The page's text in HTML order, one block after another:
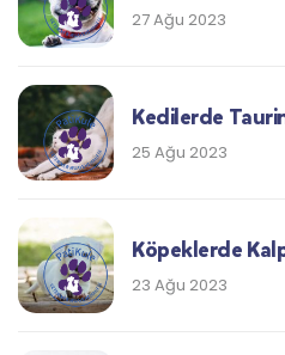
27 Ağu 2023
Kedilerde
25 Ağu 2023
Köpeklerde
23 Ağu 2023